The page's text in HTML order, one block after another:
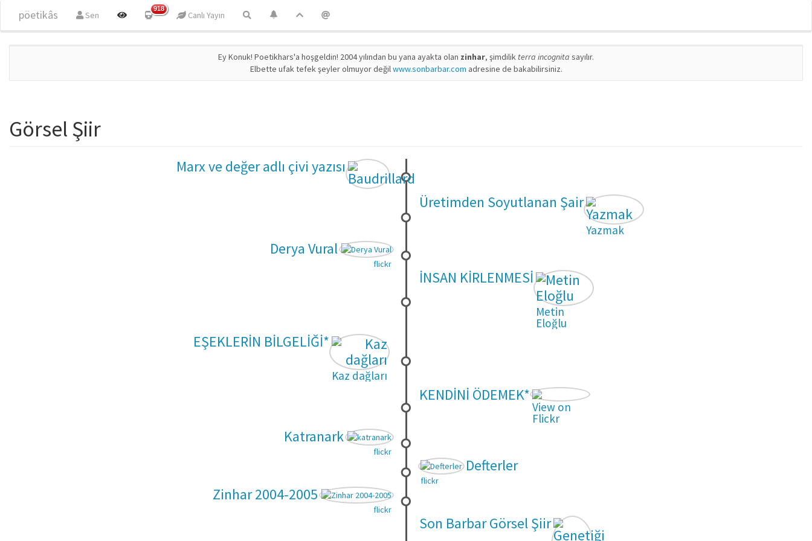
pöetikâs Sen
918
Canlı Yayın
Ey Konuk! Poetikhars'a hoşgeldin! 2004 yılından bu yana ayakta olan zinhar, şimdilik terra incognita sayılır.
Elbette ufak tefek şeyler olmuyor değilwww.sonbarbar.com adresine de bakabilirsiniz.
Görsel Şiir
Marx ve değer adlı çivi yazısı
Üretimden Soyutlanan Şair
Yazmak
flickr
Derya Vural
İNSAN KİRLENMESİ
Metin
Eloğlu
EŞEKLERİN BİLGELİĞİ*
Kaz dağları
KENDİNİ ÖDEMEK*
View on
Flickr
flickr
Katranark
flickr
Defterler
flickr
Zinhar 2004-2005
Son Barbar Görsel Şiir